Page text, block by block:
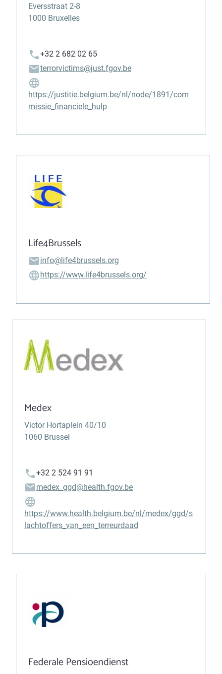
Eversstraat 2-8
1000 Bruxelles
+32 2 682 02 65
terrorvictims@just.fgov.be
https://justitie.belgium.be/nl/node/1891/com
missie_financiele_hulp
Life4Brussels
info@life4brussels.org
https://www.life4brussels.org/
Medex
Victor Hortaplein 40/10
1060 Brussel
+32 2 524 91 91
medex_ggd@health.fgov.be
https://www.health.belgium.be/nl/medex/ggd/s
lachtoffers_van_een_terreurdaad
Federale Pensioendienst